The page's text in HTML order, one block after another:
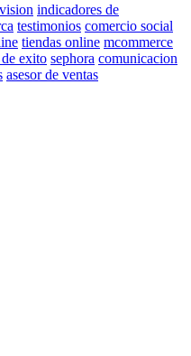
indicadores de
testimonios comercio social
tiendas online mcommerce
de exito sephora comunicacion
asesor de ventas